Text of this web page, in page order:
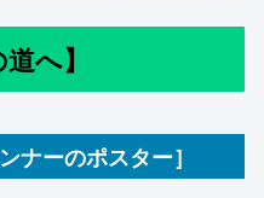
へ】
ナーのポスター］